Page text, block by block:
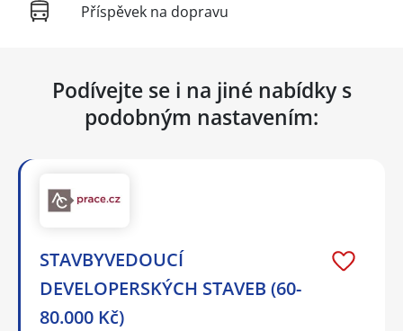
Příspěvek na dopravu
Podívejte se i na jiné nabídky s
podobným nastavením:
STAVBYVEDOUCÍ
DEVELOPERSKÝCH STAVEB (60-
80.000 Kč)